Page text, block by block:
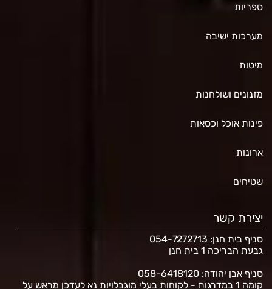
ספריות
מערכות ישיבה
מיטות
מזנונים ושולחנות
פינות אוכל וכסאות
ארונות
שטיחים
יצירת קשר
סניף בית חנן: 054-7272713
גבעת הבריכה 1 בית חנן
סניף אבן יהודה: 058-6418120
קומה 1 במדרגות - לקוחות בעלי מוגבלויות נא לעדכן מראש על